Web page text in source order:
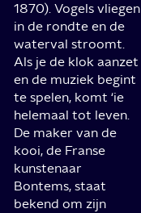
1870). Vogels vliegen
in de rondte en de
waterval stroomt.
Als je de klok aanzet
en de muziek begint
te spelen, komt ‘ie
helemaal tot leven.
De maker van de
kooi, de Franse
kunstenaar
Bontems, staat
bekend om zijn